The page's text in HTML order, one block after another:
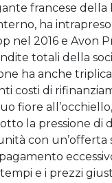
francese della
ha intrapreso
nel 2016 e Avon
totali della
ha anche
costi di
fiore
la pressione di
con un’offerta
e i prezzi